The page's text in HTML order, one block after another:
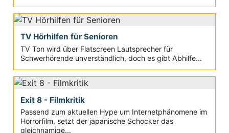
TV Hörhilfen für Senioren
TV Ton wird über Flatscreen Lautsprecher für
Schwerhörende unverständlich, doch es gibt Abhilfe...
Exit 8 - Filmkritik
Passend zum aktuellen Hype um Internetphänomene im
Horrorfilm, setzt der japanische Schocker das
gleichnamige...